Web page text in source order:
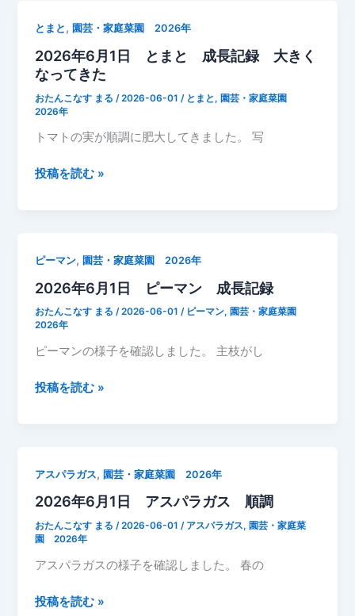
た
日
き
ゅ
う
り
大
く
た
とまと ,園芸・家庭菜園 2026年
2026年6月1日 とまと 成長記録 大きく
なってきた
おたんこなす まる /2026-06-01 / とまと , 園芸・家庭菜園
2026年
トマトの実が順調に肥大してきました。 写
2026
日
と
ま
と
成
記
な
っ
き
投稿を読む »
ピーマン,園芸・家庭菜園 2026年
2026年6月1日 ピーマン 成長記録
おたんこなす まる/2026-06-01/ ピーマン, 園芸・家庭菜園
2026年
ピーマンの様子を確認しました。 主枝がし
2026
日
ピ
ー
マ
ン
長
投稿を読む »
アスパラガス,園芸・家庭菜園 2026年
2026年6月1日 アスパラガス 順調
おたんこなす まる/2026-06-01/ アスパラガス, 園芸・家庭菜
園 2026年
アスパラガスの様子を確認しました。 春の
2026
投稿を読む »